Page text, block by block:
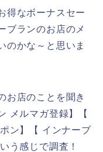
得なボーナスセー
ブランのお店のメ
のかな～と思いま
お店のことを聞き
メルマガ登録】【
ン】【 インナーブ
う感じで調査！